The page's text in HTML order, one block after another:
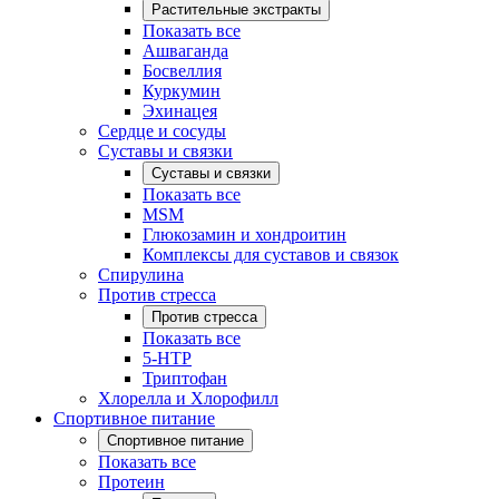
Растительные экстракты
Показать все
Ашваганда
Босвеллия
Куркумин
Эхинацея
Сердце и сосуды
Суставы и связки
Суставы и связки
Показать все
MSM
Глюкозамин и хондроитин
Комплексы для суставов и связок
Спирулина
Против стресса
Против стресса
Показать все
5-HTP
Триптофан
Хлорелла и Хлорофилл
Спортивное питание
Спортивное питание
Показать все
Протеин